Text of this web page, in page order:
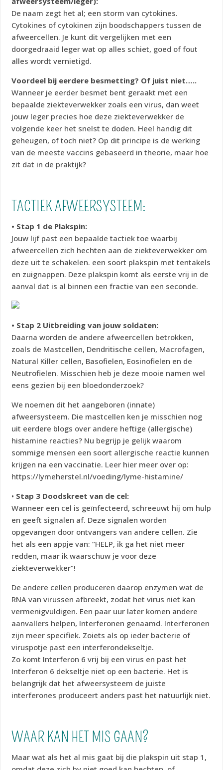
De naam zegt het al; een storm van cytokines.
Cytokines of cytokinen zijn boodschappers tussen de
afweercellen. Je kunt dit vergelijken met een
doorgedraaid leger wat op alles schiet, goed of fout
alles wordt vernietigd.
Voordeel bij eerdere besmetting? Of juist niet…..
Wanneer je eerder besmet bent geraakt met een
bepaalde ziekteverwekker zoals een virus, dan weet
jouw leger precies hoe deze ziekteverwekker de
volgende keer het snelst te doden. Heel handig dit
geheugen, of toch niet? Op dit principe is de werking
van de meeste vaccins gebaseerd in theorie, maar hoe
zit dat in de praktijk?
TACTIEK AFWEERSYSTEEM:
• Stap 1 de Plakspin:
Jouw lijf past een bepaalde tactiek toe waarbij
afweercellen zich hechten aan de ziekteverwekker om
deze uit te schakelen. een soort plakspin met tentakels
en zuignappen. Deze plakspin komt als eerste vrij in de
aanval dat is al binnen een fractie van een seconde.
• Stap 2 Uitbreiding van jouw soldaten:
Daarna worden de andere afweercellen betrokken,
zoals de Mastcellen, Dendritische cellen, Macrofagen,
Natural Killer cellen, Basofielen, Eosinofielen en de
Neutrofielen. Misschien heb je deze mooie namen wel
eens gezien bij een bloedonderzoek?
We noemen dit het aangeboren (innate)
afweersysteem. Die mastcellen ken je misschien nog
uit eerdere blogs over andere heftige (allergische)
histamine reacties? Nu begrijp je gelijk waarom
sommige mensen een soort allergische reactie kunnen
krijgen na een vaccinatie. Leer hier meer over op:
https://lymeherstel.nl/voeding/lyme-histamine/
• Stap 3 Doodskreet van de cel:
Wanneer een cel is geïnfecteerd, schreeuwt hij om hulp
en geeft signalen af. Deze signalen worden
opgevangen door ontvangers van andere cellen. Zie
het als een appje van: “HELP, ik ga het niet meer
redden, maar ik waarschuw je voor deze
ziekteverwekker”!
De andere cellen produceren daarop enzymen wat de
RNA van virussen afbreekt, zodat het virus niet kan
vermenigvuldigen. Een paar uur later komen andere
aanvallers helpen, Interferonen genaamd. Interferonen
zijn meer specifiek. Zoiets als op ieder bacterie of
viruspotje past een interferondekseltje.
Zo komt Interferon 6 vrij bij een virus en past het
Interferon 6 dekseltje niet op een bacterie. Het is
belangrijk dat het afweersysteem de juiste
interferones produceert anders past het natuurlijk niet.
WAAR KAN HET MIS GAAN?
Maar wat als het al mis gaat bij die plakspin uit stap 1,